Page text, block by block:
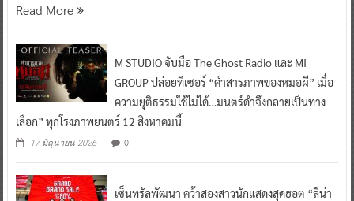
Read More
M STUDIO จับมือ The Ghost Radio และ MI
GROUP ปล่อยทีเซอร์ “คำสารภาพของหมอผี” เมื่อ
ความยุติธรรมใช้ไม่ได้…มนตร์ดำจึงกลายเป็นทาง
เลือก” ทุกโรงภาพยนตร์ 12 สิงหาคมนี้
17 มิถุนายน 2026 0
เซ็นทรัลพัฒนา คว้าสองสาวนักแสดงสุดฮอต “ลีน่า-